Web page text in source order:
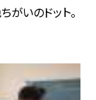
がいのドット。